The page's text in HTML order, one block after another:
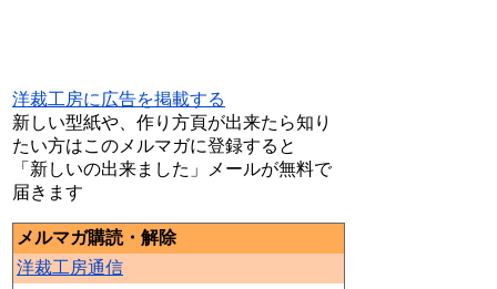
洋裁工房に広告を掲載する
新しい型紙や、作り方頁が出来たら知り
たい方はこのメルマガに登録すると
「新しいの出来ました」メールが無料で
届きます
メルマガ購読・解除
洋裁工房通信